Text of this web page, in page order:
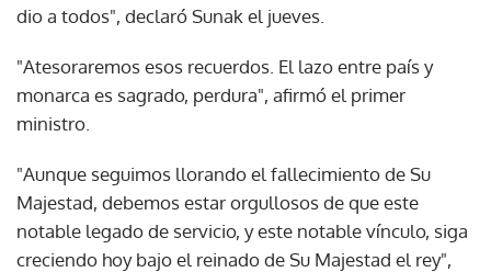
dio a todos", declaró Sunak el jueves.
"Atesoraremos esos recuerdos. El lazo entre país y
monarca es sagrado, perdura", afirmó el primer
ministro.
"Aunque seguimos llorando el fallecimiento de Su
Majestad, debemos estar orgullosos de que este
notable legado de servicio, y este notable vínculo, siga
creciendo hoy bajo el reinado de Su Majestad el rey",